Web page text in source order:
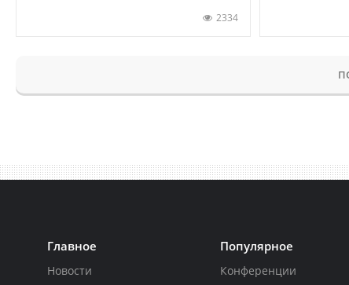
2334
Главное
Новости
Популярное
Конференции